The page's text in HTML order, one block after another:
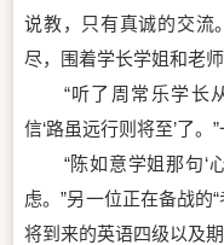
说教，只有真诚的交流
尽，围着学长学姐和老师
“听了周常乐学长
信‘路虽远行则将至’了。
“陈如意学姐那句‘
虑。”另一位正在备战的
将到来的英语四级以及